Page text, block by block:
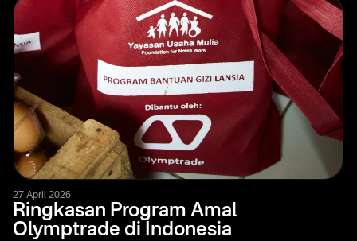
27 April 2026
Ringkasan Program Amal
Olymptrade di Indonesia